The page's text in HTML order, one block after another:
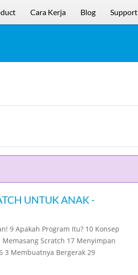
Cara Kerja Blog Support
UNTUK ANAK -
9 Apakah Program Itu? 10 Konsep
Scratch 17 Menyimpan
3 Membuatnya Bergerak 29